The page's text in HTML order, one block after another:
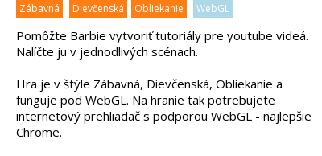
Zábavná
Dievčenská Obliekanie WebGL
Pomôžte Barbie vytvoriť tutoriály pre youtube videá.
Nalíčte ju v jednodlivých scénach.
Hra je v štýle Zábavná, Dievčenská, Obliekanie a
funguje pod WebGL. Na hranie tak potrebujete
internetový prehliadač s podporou WebGL - najlepšie
Chrome.